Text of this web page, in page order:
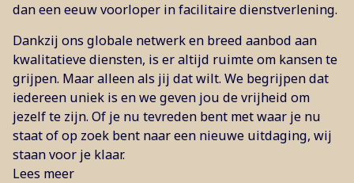
dan een eeuw voorloper in facilitaire dienstverlening.
Dankzij ons globale netwerk en breed aanbod aan
kwalitatieve diensten, is er altijd ruimte om kansen te
grijpen. Maar alleen als jij dat wilt. We begrijpen dat
iedereen uniek is en we geven jou de vrijheid om
jezelf te zijn. Of je nu tevreden bent met waar je nu
staat of op zoek bent naar een nieuwe uitdaging, wij
staan voor je klaar.
Lees meer